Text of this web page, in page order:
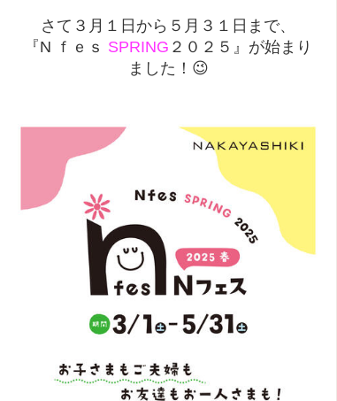
さて３月１日から５月３１日まで、
『N ｆｅｓ SPRING ２０２５』が始まり
ました！😉